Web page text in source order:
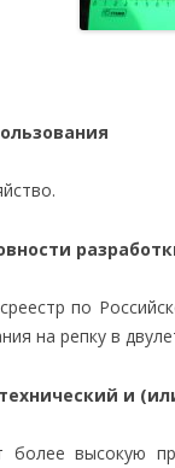
по
на репку в
и
более высокую